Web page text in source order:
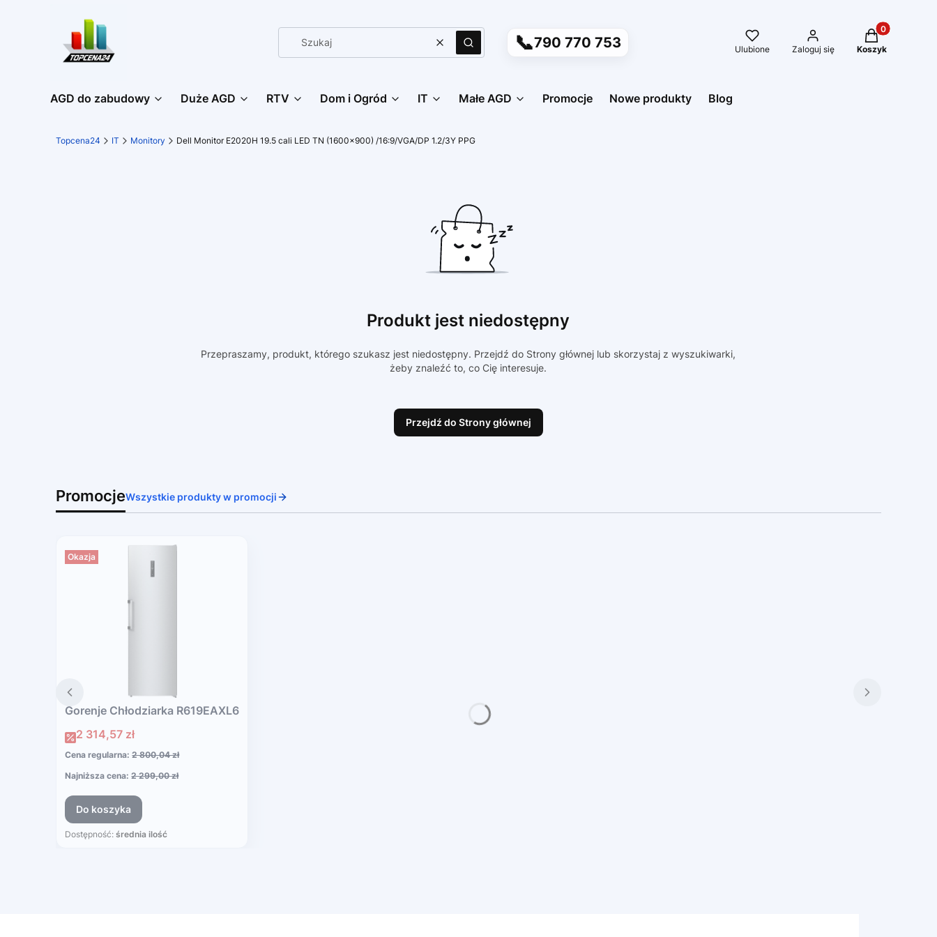
WyczyśćSzukaj 📞790 770 753 Ulubione Zaloguj się
Produkty w
Koszyk
AGD do zabudowy Duże AGD RTV Dom i Ogród IT Małe AGD Promocje Nowe produkty Blog
Topcena24 IT Monitory Dell Monitor E2020H 19.5 cali LED TN (1600x900) /16:9/VGA/DP 1.2/3Y PPG
Produkt jest niedostępny
Przepraszamy, produkt, którego szukasz jest niedostępny. Przejdź do Strony głównej lub skorzystaj z wyszukiwarki,
żeby znaleźć to, co Cię interesuje.
Przejdź do Strony głównej
PromocjeWszystkie produkty w promocji
Okazja
Gorenje Chłodziarka R619EAXL6
Cena promocyjna
2 314,57 zł
Cena regularna: 2 800,04 zł
Najniższa cena: 2 299,00 zł
Do koszyka
Dostępność:średnia ilość